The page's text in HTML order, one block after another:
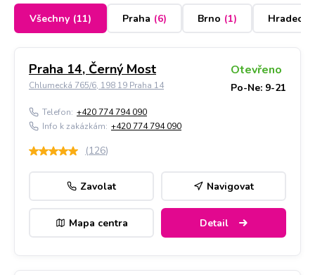
Všechny (11) Praha (6) Brno (1) Hradec
Praha 14, Černý Most
Chlumecká 765/6, 198 19 Praha 14
Otevřeno
Po-Ne: 9-21
Telefon: +420 774 794 090
Info k zakázkám: +420 774 794 090
(126)
Zavolat Navigovat
Mapa centra Detail